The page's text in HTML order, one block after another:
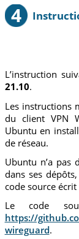
4
L’instruction
21.10.
Les instructions
du client VPN
Ubuntu en
de réseau.
Ubuntu n’a pas
dans ses
code source
Le code
https://
wireguard.